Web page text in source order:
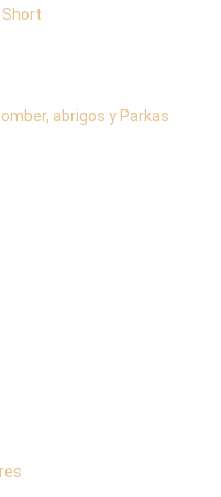
Short
abrigos y Parkas